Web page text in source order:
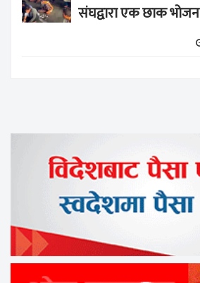
संघद्वारा एक छाक भोजन